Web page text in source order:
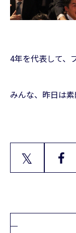
4年を代表して、
みんな、昨日は
𝕏